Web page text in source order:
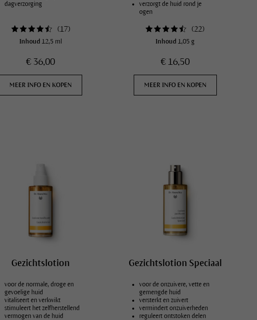
dagverzorging
(17)
Inhoud12,5 ml
€ 36,00
MEER INFO EN KOPEN
verzorgt de huid rond je
ogen
(22)
Inhoud1,05 g
€ 16,50
MEER INFO EN KOPEN
Gezichtslotion
voor de normale, droge en
gevoelige huid
vitaliseert en verkwikt
stimuleert het zelfherstellend
vermogen van de huid
Gezichtslotion Speciaal
voor de onzuivere, vette en
gemengde huid
versterkt en zuivert
vermindert onzuiverheden
reguleert ontstoken delen